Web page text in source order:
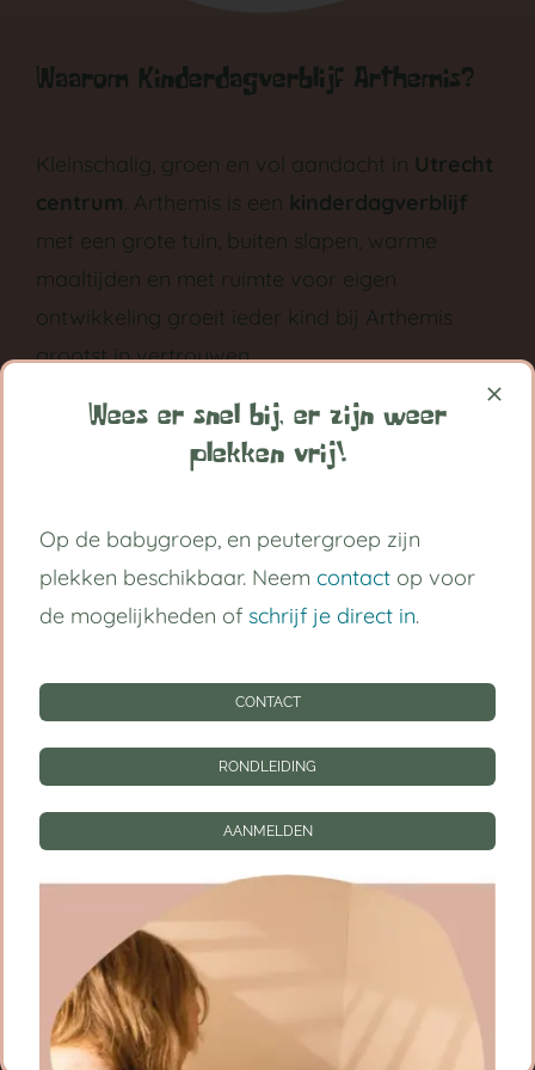
Waarom Kinderdagverblijf Arthemis?
Kleinschalig, groen en vol aandacht in Utrecht
centrum. Arthemis is een kinderdagverblijf
met een grote tuin, buiten slapen, warme
maaltijden en met ruimte voor eigen
ontwikkeling groeit ieder kind bij Arthemis
grootst in vertrouwen.
Volg ons op:
Handige links
Kinderdagverblijf Utrecht Centrum
Peutergroep
Tarieven
RONDLEIDING
AANMELDEN
Privacy instellingen
Wees er snel bij, er zijn weer
plekken vrij!
Op de babygroep, en peutergroep zijn
plekken beschikbaar. Neem contact op voor
de mogelijkheden of schrijf je direct in.
CONTACT
RONDLEIDING
AANMELDEN